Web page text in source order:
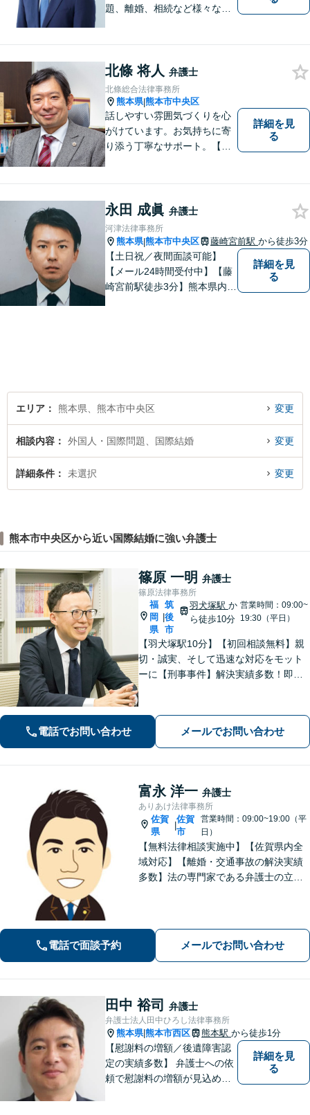
題、離婚、相続など様々な問
い！
北條 将人 弁護士
北條総合法律事務所
熊本県|熊本市中央区
話しやすい雰囲気づくりを心
がけています。お気持ちに寄
り添う丁寧なサポート。【借
ート。企業からのご相談も承
ります【交通事故】弁護士費
用特約の利用可【夜間・休日
面談可】
詳細を見
る
永田 成眞 弁護士
河津法律事務所
熊本県|熊本市中央区 藤崎宮前駅 から徒歩3分
【土日祝／夜間面談可能】
【メール24時間受付中】【藤
崎宮前駅徒歩3分】熊本県内及
い。
詳細を見
る
エリア 熊本県、熊本市中央区 変更
相談内容 外国人・国際問題、国際結婚 変更
詳細条件 未選択 変更
熊本市中央区から近い国際結婚に強い弁護士
篠原 一明 弁護士
篠原法律事務所
福
岡
県
|
筑
後
市
羽犬塚駅 か
ら徒歩10分
営業時間：09:00~
19:30（平日）
【羽犬塚駅10分】【初回相談無料】親
切・誠実、そして迅速な対応をモット
ーに【刑事事件】解決実績多数！即時
選択肢と法的権利を明確にし、納得の
いく決断ができるよう支援いたします
電話でお問い合わせ メールでお問い合わせ
富永 洋一 弁護士
ありあけ法律事務所
佐賀
県
|
佐賀
市
営業時間：09:00~19:00（平
日）
【無料法律相談実施中】【佐賀県内全
域対応】【離婚・交通事故の解決実績
多数】法の専門家である弁護士の立場
電話で面談予約 メールでお問い合わせ
田中 裕司 弁護士
弁護士法人田中ひろし法律事務所
熊本県|熊本市西区 熊本駅 から徒歩1分
【慰謝料の増額／後遺障害認
定の実績多数】 弁護士への依
頼で慰謝料の増額が見込めま
詳細を見
る